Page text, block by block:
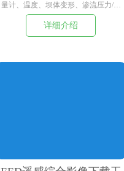
量计、温度、坝体变形、渗流压力/流
量、水质、闸门等）的统一接入与管
理，结合大数据与AI进行 传感器数据
详细介绍